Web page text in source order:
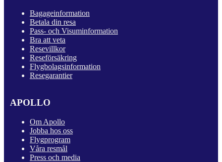
Bagageinformation
Betala din resa
Pass- och Visuminformation
Bra att veta
Resevillkor
Reseförsäkring
Flygbolagsinformation
Resegarantier
APOLLO
Om Apollo
Jobba hos oss
Flygprogram
Våra resmål
Press och media